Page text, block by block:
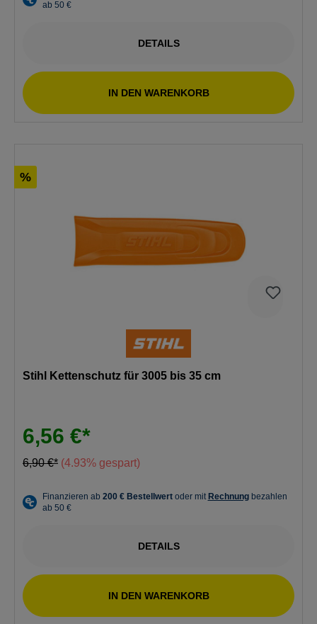
DETAILS
IN DEN WARENKORB
%
Stihl Kettenschutz für 3005 bis 35 cm
6,56 €*
6,90 €* (4.93% gespart)
DETAILS
IN DEN WARENKORB